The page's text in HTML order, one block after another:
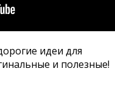
идеи для
и полезные!